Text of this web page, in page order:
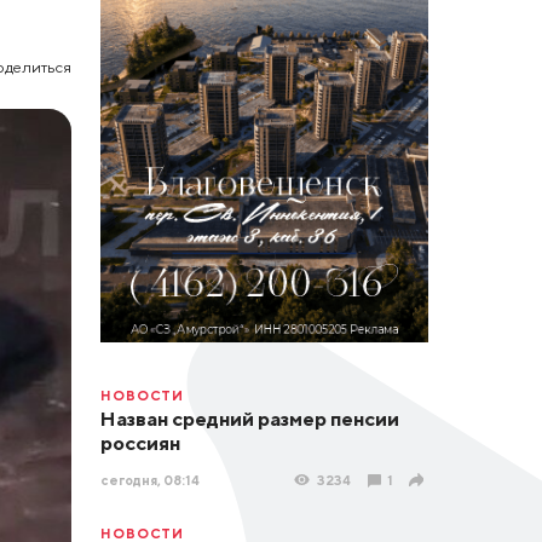
НОВОСТИ
Назван средний размер пенсии
россиян
сегодня, 08:14 3234 1
НОВОСТИ